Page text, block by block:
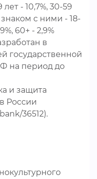
- 10,7%, 30-59
знаком с ними - 18-
60+ - 2,9%
в
государственной
на период до
и защита
России
36512).